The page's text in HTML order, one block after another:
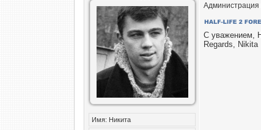
Имя: Никита
Администрация
С уважением,
Regards, Nikita